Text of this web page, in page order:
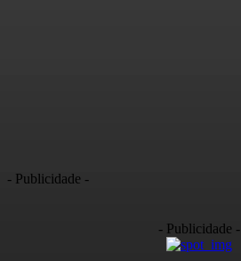
- Publicidade -
- Publicidade -